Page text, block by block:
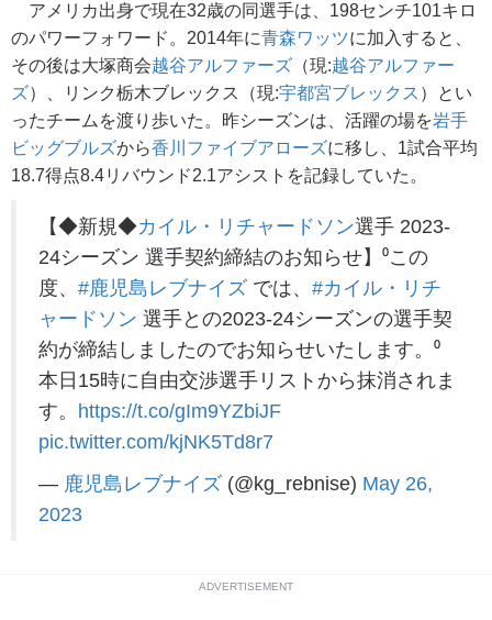
アメリカ出身で現在32歳の同選手は、198センチ101キロ
のパワーフォワード。2014年に青森ワッツに加入すると、
その後は大塚商会越谷アルファーズ （現:越谷アルファー
ズ）、リンク栃木ブレックス（現:宇都宮ブレックス ）とい
ったチームを渡り歩いた。昨シーズンは、活躍の場を岩手
ビッグブルズから香川ファイブアローズに移し、1試合平均
18.7得点8.4リバウンド2.1アシストを記録していた。
【◆新規◆カイル・リチャードソン選手 2023-
24シーズン 選手契約締結のお知らせ】⁰この
度、 #鹿児島レブナイズ では、 #カイル・リチ
ャードソン 選手との2023-24シーズンの選手契
約が締結しましたのでお知らせいたします。⁰
本日15時に自由交渉選手リストから抹消されま
す。 https://t.co/gIm9YZbiJF
pic.twitter.com/kjNK5Td8r7
— 鹿児島レブナイズ (@kg_rebnise) May 26,
2023
ADVERTISEMENT